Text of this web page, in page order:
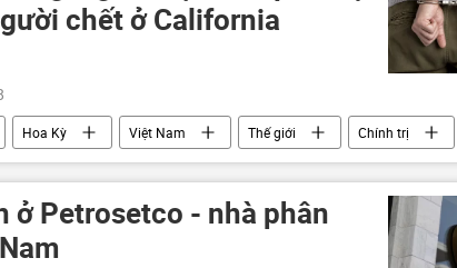
chết ở California
Hoa Kỳ Việt Nam Thế giới
Chính trị
ở Petrosetco - nhà phân